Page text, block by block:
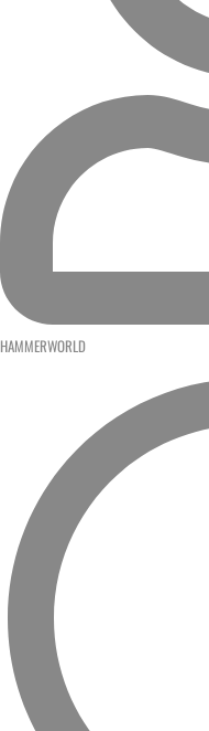
HAMMERWORLD